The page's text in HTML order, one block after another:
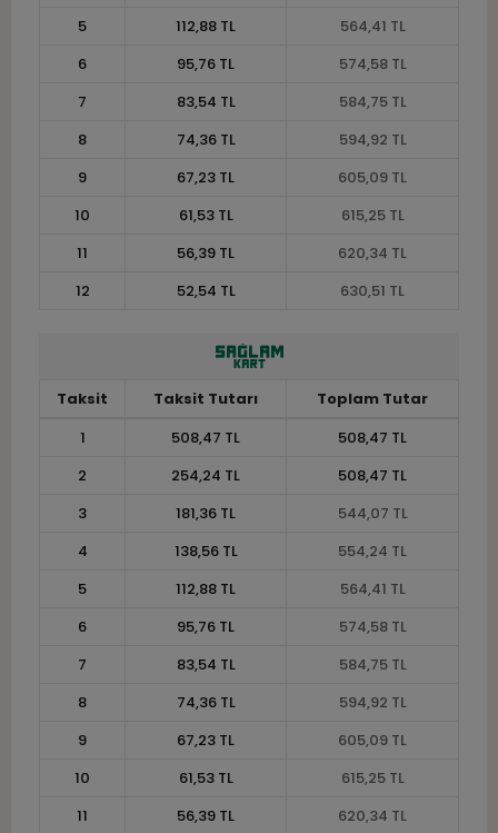
5
112,88 TL
564,41 TL
6
95,76 TL
574,58 TL
7
83,54 TL
584,75 TL
8
74,36 TL
594,92 TL
9
67,23 TL
605,09 TL
10
61,53 TL
615,25 TL
11
56,39 TL
620,34 TL
12
52,54 TL 630,51 TL
Taksit Taksit Tutarı
Toplam Tutar
1
508,47 TL
508,47 TL
2
254,24 TL
508,47 TL
3
181,36 TL
544,07 TL
4
138,56 TL
554,24 TL
5
112,88 TL
564,41 TL
6
95,76 TL
574,58 TL
7
83,54 TL
584,75 TL
8
74,36 TL
594,92 TL
9
67,23 TL
605,09 TL
10
61,53 TL
615,25 TL
11
56,39 TL
620,34 TL